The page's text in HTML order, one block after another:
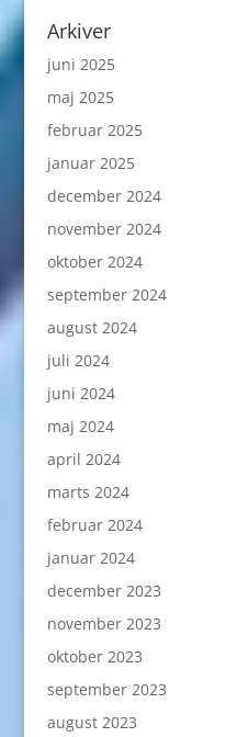
Arkiver
juni 2025
maj 2025
februar 2025
januar 2025
december 2024
november 2024
oktober 2024
september 2024
august 2024
juli 2024
juni 2024
maj 2024
april 2024
marts 2024
februar 2024
januar 2024
december 2023
november 2023
oktober 2023
september 2023
august 2023